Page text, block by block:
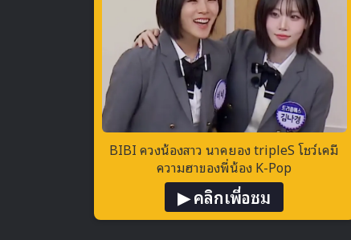
BIBI ควงน้องสาว นาคยอง tripleS โชว์เคมี
ความฮาของพี่น้อง K-Pop
▶ คลิกเพื่อชม